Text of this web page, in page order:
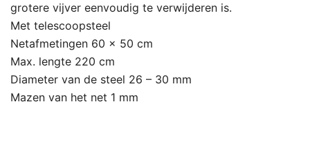
grotere vijver eenvoudig te verwijderen is.
Met telescoopsteel
Netafmetingen 60 x 50 cm
Max. lengte 220 cm
Diameter van de steel 26 – 30 mm
Mazen van het net 1 mm